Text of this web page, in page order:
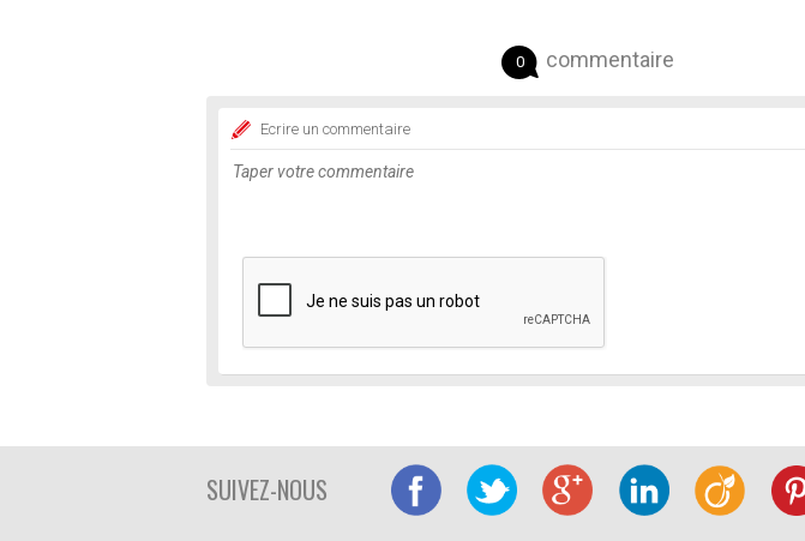
0 commentaire
Ecrire un commentaire
SUIVEZ-NOUS